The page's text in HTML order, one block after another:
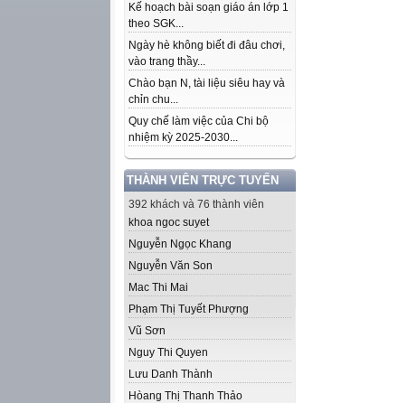
Kế hoạch bài soạn giáo án lớp 1
theo SGK...
Ngày hè không biết đi đâu chơi,
vào trang thầy...
Chào bạn N, tài liệu siêu hay và
chỉn chu...
Quy chế làm việc của Chi bộ
nhiệm kỳ 2025-2030...
THÀNH VIÊN TRỰC TUYẾN
392 khách và 76 thành viên
khoa ngoc suyet
Nguyễn Ngọc Khang
Nguyễn Văn Son
Mac Thi Mai
Phạm Thị Tuyết Phượng
Vũ Sơn
Nguy Thi Quyen
Lưu Danh Thành
Hòang Thị Thanh Thảo